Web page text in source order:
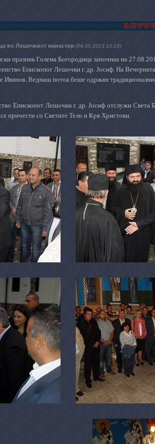
во Лешочкиот манастир (04.09.2013 10:15)
празник Голема Богородица започнаа на
Епископот Лешочки г. др. Јосиф. На
Иванов. Веднаш потоа беше одржан
Епископот Лешочки г. др. Јосиф отслужи Света
причести со Светите Тело и Крв Христови.